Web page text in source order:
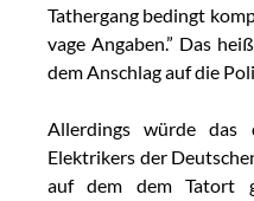
Tathergang bedingt
vage Angaben.” Das
dem Anschlag auf die
Allerdings würde das
Elektrikers der
auf dem dem Tatort